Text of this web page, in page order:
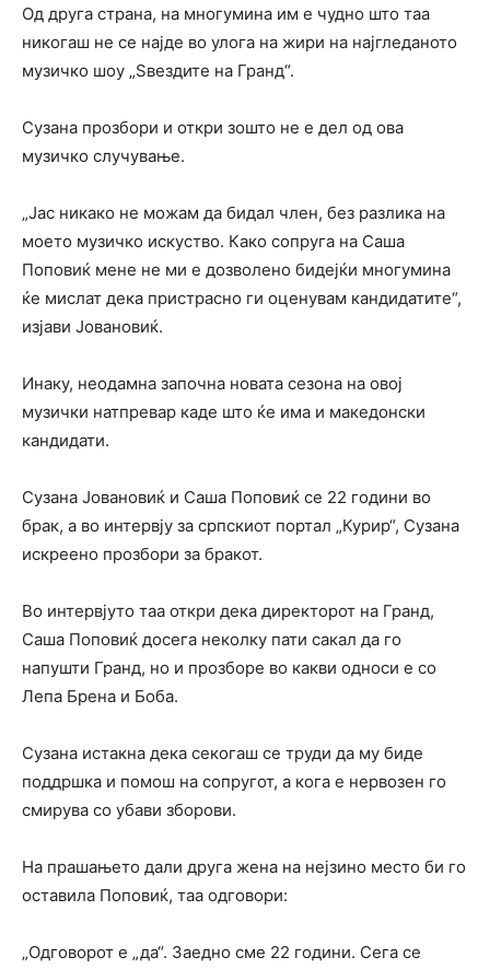
Од друга страна, на многумина им е чудно што таа
никогаш не се најде во улога на жири на најгледаното
музичко шоу „Ѕвездите на Гранд“.
Сузана прозбори и откри зошто не е дел од ова
музичко случување.
„Јас никако не можам да бидал член, без разлика на
моето музичко искуство. Како сопруга на Саша
Поповиќ мене не ми е дозволено бидејќи многумина
ќе мислат дека пристрасно ги оценувам кандидатите“,
изјави Јовановиќ.
Инаку, неодамна започна новата сезона на овој
музички натпревар каде што ќе има и македонски
кандидати.
Сузана Јовановиќ и Саша Поповиќ се 22 години во
брак, а во интервју за српскиот портал „Курир“, Сузана
искреено прозбори за бракот.
Во интервјуто таа откри дека директорот на Гранд,
Саша Поповиќ досега неколку пати сакал да го
напушти Гранд, но и прозборе во какви односи е со
Лепа Брена и Боба.
Сузана истакна дека секогаш се труди да му биде
поддршка и помош на сопругот, а кога е нервозен го
смирува со убави зборови.
На прашањето дали друга жена на нејзино место би го
оставила Поповиќ, таа одговори:
„Одговорот е „да“. Заедно сме 22 години. Сега се